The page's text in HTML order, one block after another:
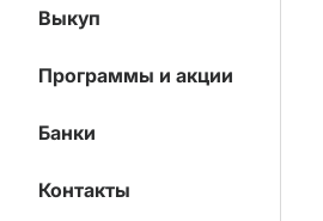
Выкуп
Программы и акции
Банки
Контакты